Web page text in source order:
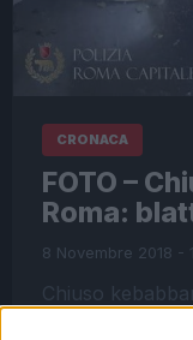
CRONACA
FOTO –
Roma:
8 Novembre 2018 -
Chiuso